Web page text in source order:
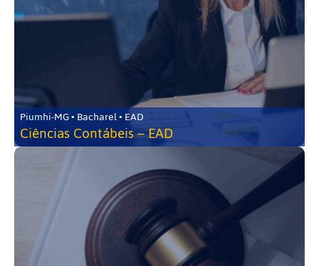
Piumhi-MG • Bacharel • EAD
Ciências Contábeis – EAD